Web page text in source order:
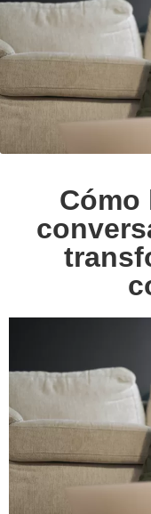
Cómo